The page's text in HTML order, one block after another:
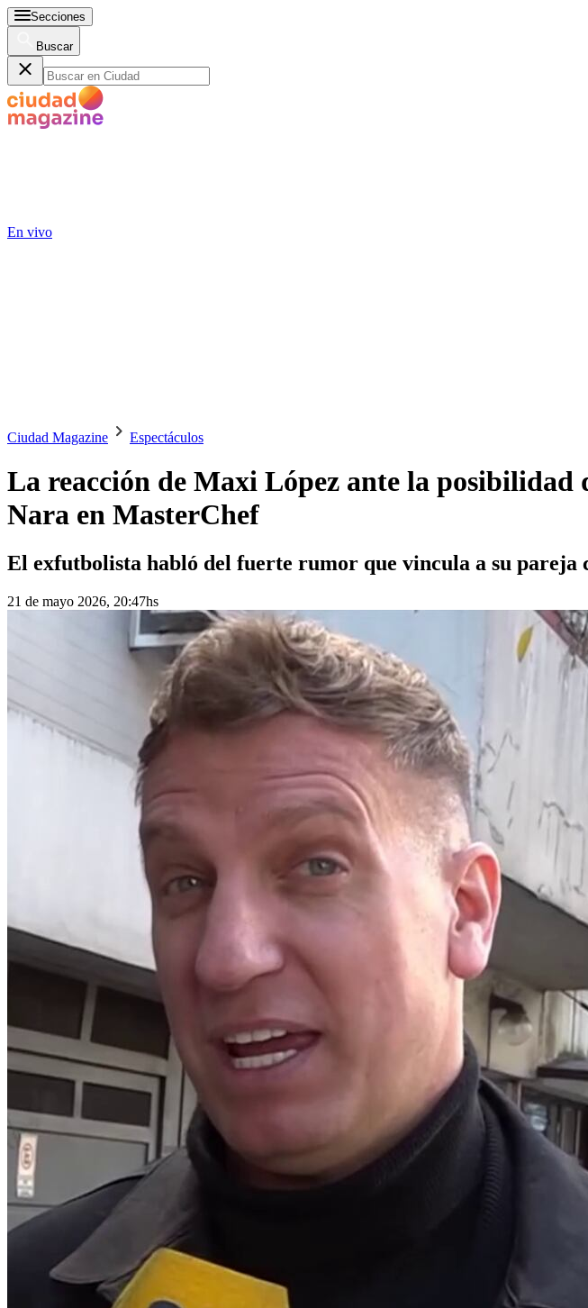
Secciones
Buscar
En vivo
Ciudad Magazine Espectáculos
La reacción de Maxi López ante la
Nara en MasterChef
El exfutbolista habló del fuerte rumor que vincula a su
21 de mayo 2026, 20:47hs